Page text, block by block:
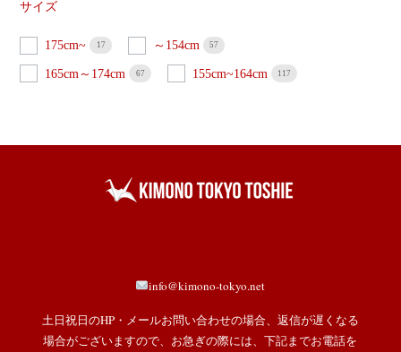
サイズ
175cm~ 17 ～154cm 57
165cm～174cm 67 155cm~164cm 117
info@kimono-tokyo.net
土日祝日のHP・メールお問い合わせの場合、返信が遅くなる
場合がございますので、お急ぎの際には、下記までお電話を